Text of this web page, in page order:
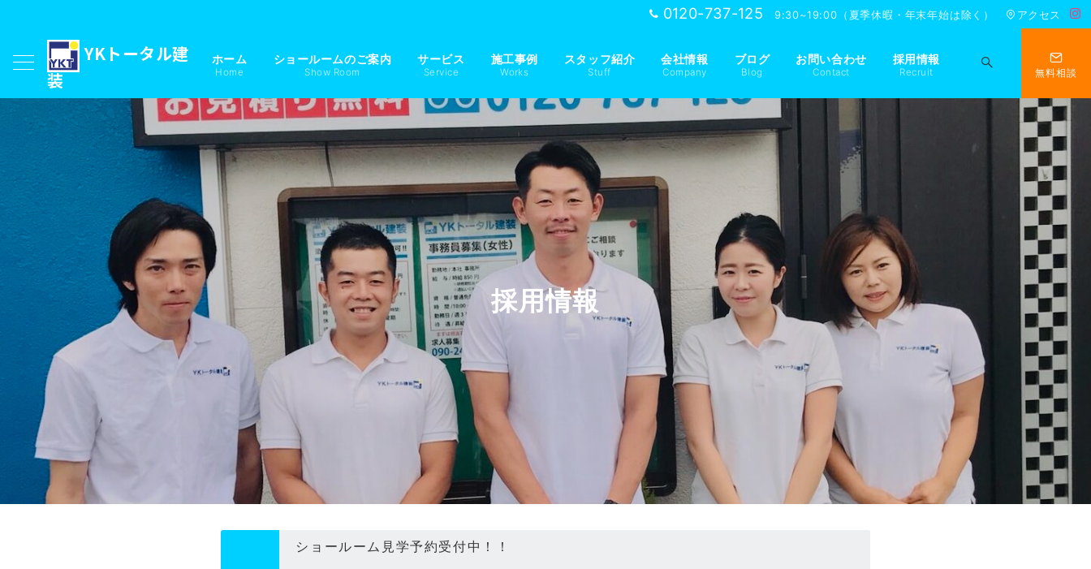
0120-737-125 9:30~19:00（夏季休暇・年末年始は除く） アクセス
YKトータル建
装
ホーム
Home
ショールームのご案内
Show Room
サービス
Service
施工事例
Works
スタッフ紹介
Stuff
会社情報
Company
ブログ
Blog
お問い合わせ
Contact
採用情報
Recruit 無料相談
採用情報
ショールーム見学予約受付中！！